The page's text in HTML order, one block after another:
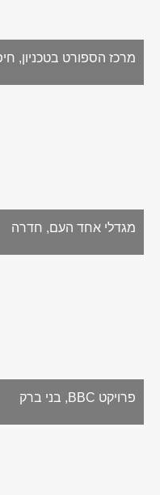
מרכז הספורט בטכניון,
מגדלי אחד העם, חדרה
פרויקט BBC, בני ברק